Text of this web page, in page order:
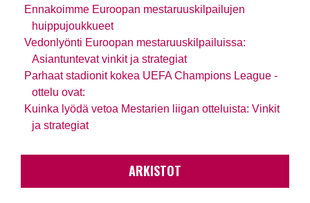
Ennakoimme Euroopan mestaruuskilpailujen
huippujoukkueet
Vedonlyönti Euroopan mestaruuskilpailuissa:
Asiantuntevat vinkit ja strategiat
Parhaat stadionit kokea UEFA Champions League -
ottelu ovat:
Kuinka lyödä vetoa Mestarien liigan otteluista: Vinkit
ja strategiat
ARKISTOT